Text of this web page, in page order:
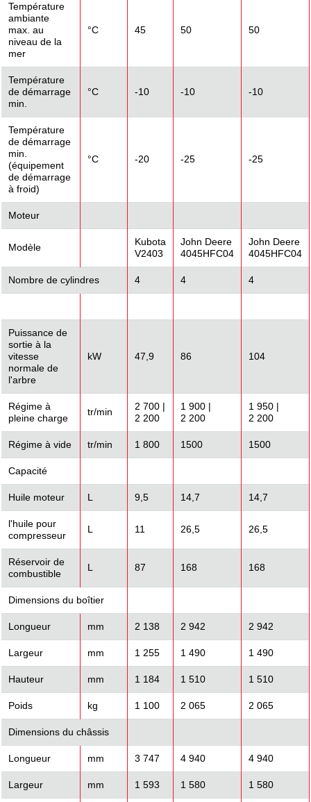
Température
ambiante
max. au
niveau de la
mer
°C 45 50 50
Température
de démarrage
min.
°C -10 -10 -10
Température
de démarrage
min.
(équipement
de démarrage
à froid)
°C -20 -25 -25
Moteur
Modèle
Kubota
V2403
John Deere
4045HFC04
John Deere
4045HFC04
Nombre de cylindres 4 4 4
Puissance de
sortie à la
vitesse
normale de
l'arbre
kW 47,9 86 104
Régime à
pleine charge
tr/min
2 700 |
2 200
1 900 |
2 200
1 950 |
2 200
Régime à vide tr/min 1 800 1500 1500
Capacité
Huile moteur L 9,5 14,7 14,7
l'huile pour
compresseur
L 11 26,5 26,5
Réservoir de
combustible
L 87 168 168
Dimensions du boîtier
Longueur mm 2 138 2 942 2 942
Largeur mm 1 255 1 490 1 490
Hauteur mm 1 184 1 510 1 510
Poids kg 1 100 2 065 2 065
Dimensions du châssis
Longueur mm 3 747 4 940 4 940
Largeur mm 1 593 1 580 1 580